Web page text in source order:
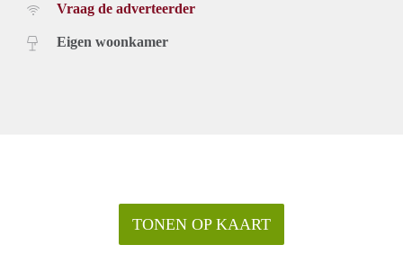
Vraag de adverteerder
Eigen woonkamer
TONEN OP KAART